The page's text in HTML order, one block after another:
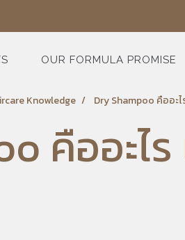
OUR FORMULA PROMISE
Knowledge Dry Shampoo คืออะไ
คืออะไร